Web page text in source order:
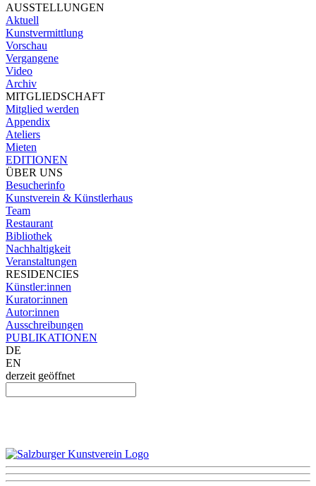
AUSSTELLUNGEN
Aktuell
Kunstvermittlung
Vorschau
Vergangene
Video
Archiv
MITGLIEDSCHAFT
Mitglied werden
Appendix
Ateliers
Mieten
EDITIONEN
ÜBER UNS
Besucherinfo
Kunstverein & Künstlerhaus
Team
Restaurant
Bibliothek
Nachhaltigkeit
Veranstaltungen
RESIDENCIES
Künstler:innen
Kurator:innen
Autor:innen
Ausschreibungen
PUBLIKATIONEN
DE
EN
derzeit geöffnet